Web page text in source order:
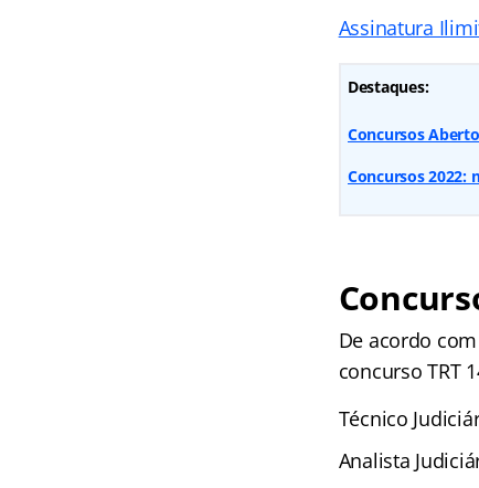
Assinatura
Destaques:
Concursos
Concursos 2022:
De acordo
concurso TRT
Técnico
Analista